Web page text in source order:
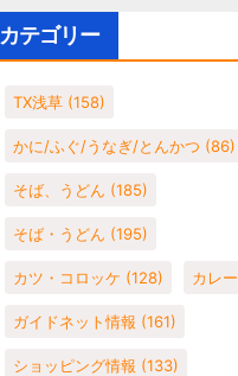
カテゴリー
TX浅草 (158)
かに/ふぐ/うなぎ/とんかつ (86)
そば、うどん (185)
そば・うどん (195)
カツ・コロッケ (128) カレー
ガイドネット情報 (161)
ショッピング情報 (133)